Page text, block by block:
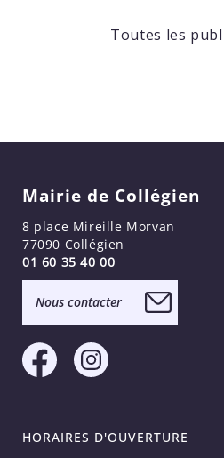
Toutes les
Mairie de Collégien
8 place Mireille Morvan
77090 Collégien
01 60 35 40 00
Nous contacter
HORAIRES D'OUVERTURE